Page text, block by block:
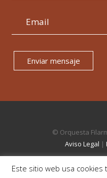
Enviar mensaje
© Orquesta
Aviso Legal |
Este sitio web usa